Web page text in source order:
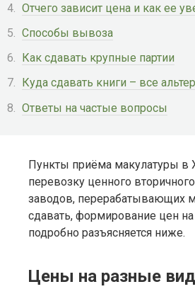
Отчего зависит цена и как ее
Способы вывоза
Как сдавать крупные партии
Куда сдавать книги – все
Ответы на частые вопросы
Пункты приёма макулатуры в
перевозку ценного
заводов, перерабатывающих
сдавать, формирование цен
подробно разъясняется ниже.
Цены на разные